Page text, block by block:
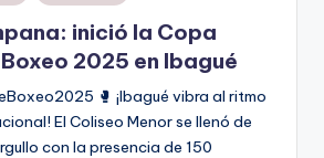
inició la Copa
2025 en Ibagué
🥊 ¡Ibagué vibra al ritmo
El Coliseo Menor se llenó de
con la presencia de 150